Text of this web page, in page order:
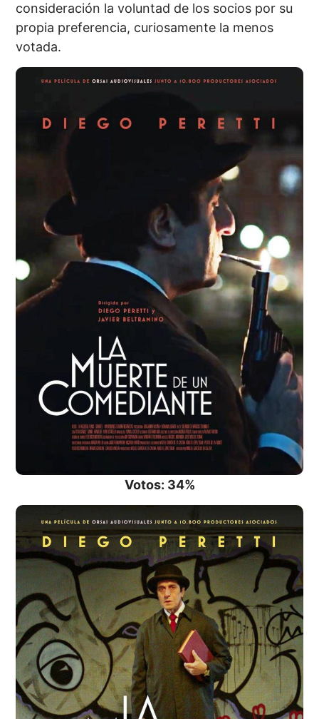
consideración la voluntad de los socios por su
propia preferencia, curiosamente la menos
votada.
Votos: 34%